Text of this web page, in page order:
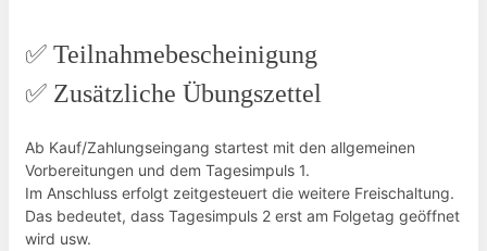
✅ Teilnahmebescheinigung
✅ Zusätzliche Übungszettel
Ab Kauf/Zahlungseingang startest mit den allgemeinen
Vorbereitungen und dem Tagesimpuls 1.
Im Anschluss erfolgt zeitgesteuert die weitere Freischaltung.
Das bedeutet, dass Tagesimpuls 2 erst am Folgetag geöffnet
wird usw.